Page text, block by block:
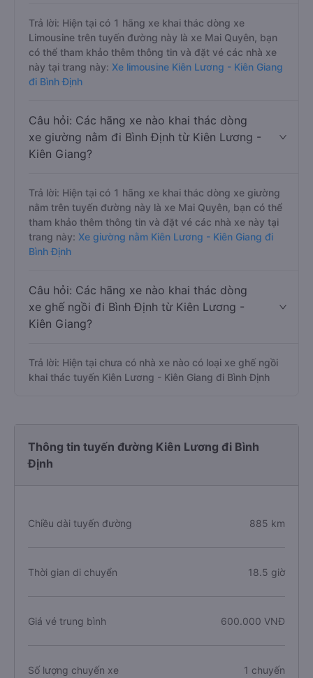
xe Limousine đi Bình Định từ Kiên Lương -
Kiên Giang?
Trả lời: Hiện tại có 1 hãng xe khai thác dòng xe
Limousine trên tuyến đường này là xe Mai Quyên, bạn
này tại trang này:Xe limousine Kiên Lương - Kiên Giang
đi Bình Định
xe giường nằm đi Bình Định từ Kiên Lương -
Kiên Giang?
Trả lời: Hiện tại có 1 hãng xe khai thác dòng xe giường
nằm trên tuyến đường này là xe Mai Quyên, bạn có thể
trang này: Xe giường nằm Kiên Lương - Kiên Giang đi
Bình Định
xe ghế ngồi đi Bình Định từ Kiên Lương -
Kiên Giang?
Chiều dài tuyến đường 885 km
Thời gian di chuyển 18.5 giờ
Giá vé trung bình 600.000 VNĐ